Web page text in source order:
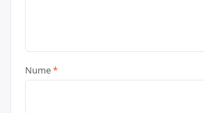
Nume*